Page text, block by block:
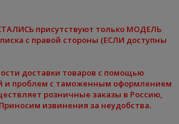
присутствуют только МОДЕЛЬ
с правой стороны (ЕСЛИ доступны
доставки товаров с помощью
и проблем с таможенным оформлением
розничные заказы в Россию,
извинения за неудобства.